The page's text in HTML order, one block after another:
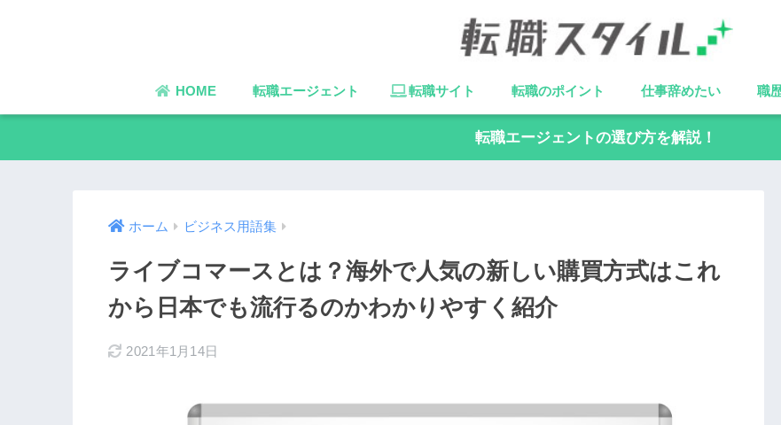
HOME 転職エージェント 転職サイト 転職のポイント 仕事辞めたい 職
転職エージェントの選び方を解説！
ホーム ビジネス用語集
ライブコマースとは？海外で人気の新しい購買方式はこれ
から日本でも流行るのかわかりやすく紹介
2021年1月14日